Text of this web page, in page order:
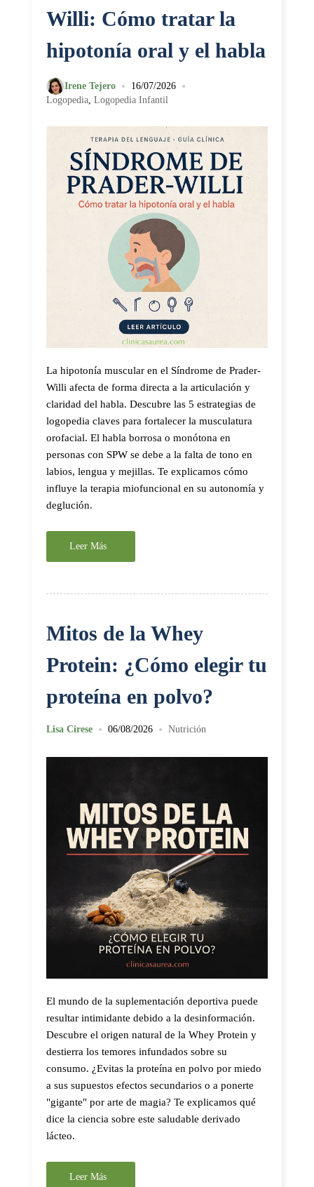
Willi: Cómo tratar la
hipotonía oral y el habla
Irene Tejero • 16/07/2026 •
Logopedia, Logopedia Infantil
La hipotonía muscular en el Síndrome de Prader-
Willi afecta de forma directa a la articulación y
claridad del habla. Descubre las 5 estrategias de
logopedia claves para fortalecer la musculatura
orofacial. El habla borrosa o monótona en
personas con SPW se debe a la falta de tono en
labios, lengua y mejillas. Te explicamos cómo
influye la terapia miofuncional en su autonomía y
deglución.
Leer Más
Mitos de la Whey
Protein: ¿Cómo elegir tu
proteína en polvo?
Lisa Cirese • 06/08/2026 • Nutrición
El mundo de la suplementación deportiva puede
resultar intimidante debido a la desinformación.
Descubre el origen natural de la Whey Protein y
destierra los temores infundados sobre su
consumo. ¿Evitas la proteína en polvo por miedo
a sus supuestos efectos secundarios o a ponerte
"gigante" por arte de magia? Te explicamos qué
dice la ciencia sobre este saludable derivado
lácteo.
Leer Más